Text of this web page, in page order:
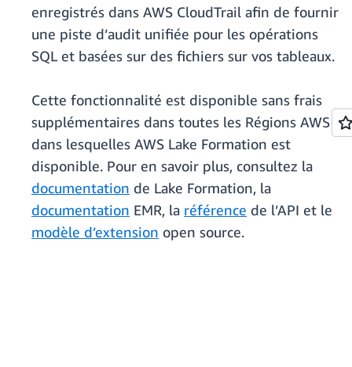
enregistrés dans AWS CloudTrail afin de fournir
une piste d’audit unifiée pour les opérations
SQL et basées sur des fichiers sur vos tableaux.
Cette fonctionnalité est disponible sans frais
supplémentaires dans toutes les Régions AWS
dans lesquelles AWS Lake Formation est
disponible. Pour en savoir plus, consultez la
documentation de Lake Formation, la
documentation EMR, la référence de l’API et le
modèle d’extension open source.